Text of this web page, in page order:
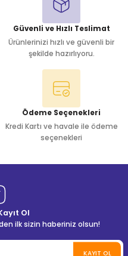
Güvenli ve Hızlı Teslimat
Ürünlerinizi hızlı ve güvenli bir
şekilde hazırlıyoru.
Ödeme Seçenekleri
Kredi Kartı ve havale ile ödeme
seçenekleri
Ol
ilk sizin haberiniz olsun!
KAYIT OL